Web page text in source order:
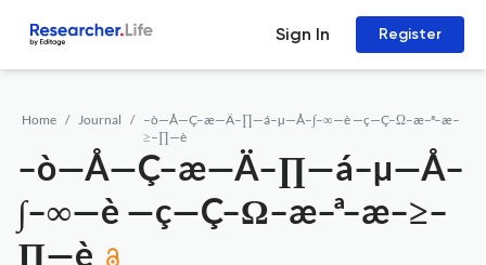
Sign In Register
Home Journal
–ò—Å—Ç–æ—Ä–∏—á–µ—Å–∫–∞—è —ç—Ç–Ω–æ–ª–æ–
≥–∏—è
–ò—Å—Ç–æ—Ä–∏—á–µ—Å–
∫–∞—è —ç—Ç–Ω–æ–ª–æ–≥–
∏—è